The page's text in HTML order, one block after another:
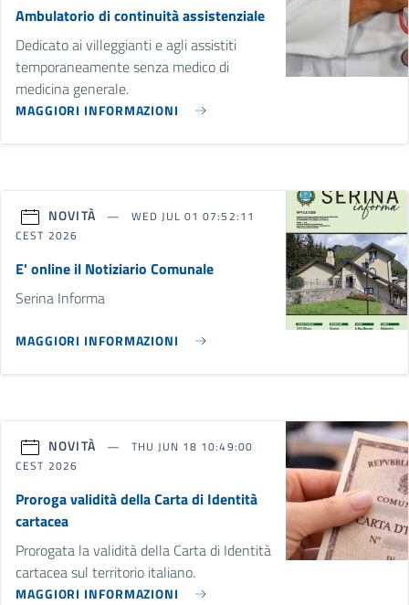
Ambulatorio di continuità assistenziale
Dedicato ai villeggianti e agli assistiti
temporaneamente senza medico di
medicina generale.
MAGGIORI INFORMAZIONI
NOVITÀ
WED JUL 01 07:52:11
CEST 2026
E' online il Notiziario Comunale
Serina Informa
MAGGIORI INFORMAZIONI
NOVITÀ
THU JUN 18 10:49:00
CEST 2026
Proroga validità della Carta di Identità
cartacea
Prorogata la validità della Carta di Identità
cartacea sul territorio italiano.
MAGGIORI INFORMAZIONI